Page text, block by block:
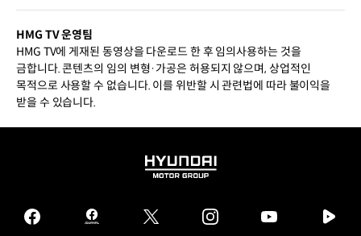
HMG TV 운영팀
HMG TV에 게재된 동영상을 다운로드 한 후 임의사용하는 것을
금합니다. 콘텐츠의 임의 변형·가공은 허용되지 않으며, 상업적인
목적으로 사용할 수 없습니다. 이를 위반할 시 관련법에 따라 불이익을
받을 수 있습니다.
HYUNDAI
GROUP
facebook
hmg
twitter instagram